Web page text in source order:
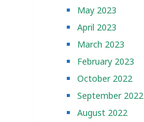
May 2023
April 2023
March 2023
February 2023
October 2022
September 2022
August 2022